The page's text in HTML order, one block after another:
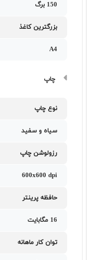
150 برگ
بزرگترین کاغذ
A4
چاپ
نوع چاپ
سیاه و سفید
رزولوشن چاپ
600x600 dpi
حافظه پرینتر
16 مگابايت
توان کار ماهانه